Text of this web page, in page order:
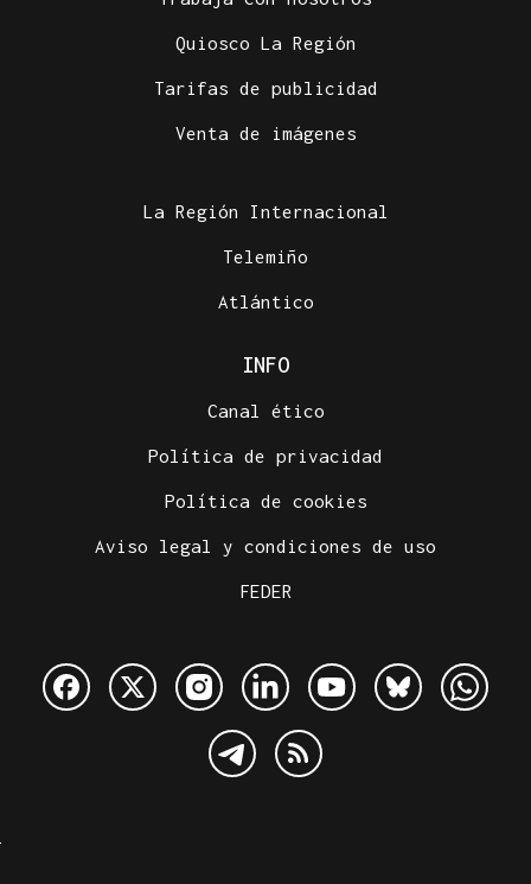
Quiosco La Región
Tarifas de publicidad
Venta de imágenes
La Región Internacional
Telemiño
Atlántico
INFO
Canal ético
Política de privacidad
Política de cookies
Aviso legal y condiciones de uso
FEDER